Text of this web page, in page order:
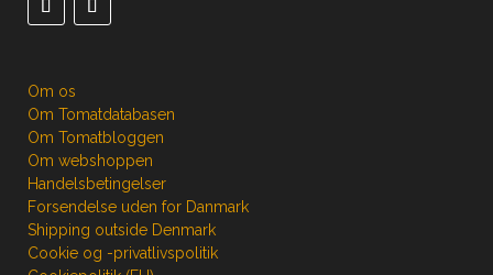
Om os
Om Tomatdatabasen
Om Tomatbloggen
Om webshoppen
Handelsbetingelser
Forsendelse uden for Danmark
Shipping outside Denmark
Cookie og -privatlivspolitik